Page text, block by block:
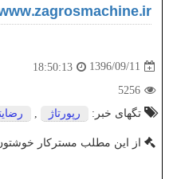
1396/09/11
18:50:13
5256
تگهای خبر:
رپورتاژ ,
از این مطلب مسترکار